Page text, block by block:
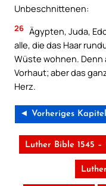
Unbeschnittenen:
26 Ägypten, Juda,
alle, die das Haar
Wüste wohnen.
Vorhaut; aber das
Herz.
◄ Vorheriges Kapitel
Luther Bible 1545 –